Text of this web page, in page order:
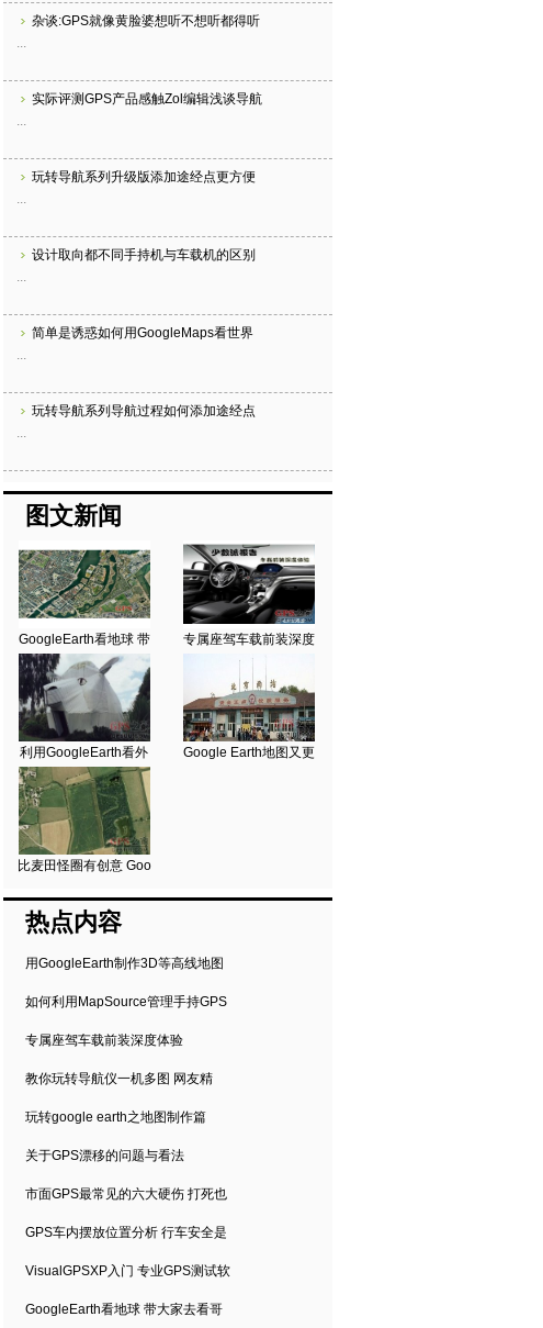
杂谈:GPS就像黄脸婆想听不想听都得听
...
实际评测GPS产品感触Zol编辑浅谈导航
...
玩转导航系列升级版添加途经点更方便
...
设计取向都不同手持机与车载机的区别
...
简单是诱惑如何用GoogleMaps看世界
...
玩转导航系列导航过程如何添加途经点
...
图文新闻
GoogleEarth看地球 带 专属座驾车载前装深度
利用GoogleEarth看外 Google Earth地图又更
比麦田怪圈有创意 Goo
热点内容
用GoogleEarth制作3D等高线地图
如何利用MapSource管理手持GPS
专属座驾车载前装深度体验
教你玩转导航仪一机多图 网友精
玩转google earth之地图制作篇
关于GPS漂移的问题与看法
市面GPS最常见的六大硬伤 打死也
GPS车内摆放位置分析 行车安全是
VisualGPSXP入门 专业GPS测试软
GoogleEarth看地球 带大家去看哥